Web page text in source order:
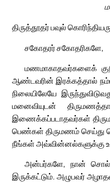
திருத்தூதர் பவுல்
சகோதரர் சகோதரிகளே,
மணமாகாதவர்களைக்
ஆண்டவரின் இரக்கத்தால்
நிலையிலேயே
மனைவியுடன்
இணைக்கப்படாதவர்கள்
பெண்கள் திருமணம் செய்து
நீங்கள் அவ்வின்னல்களுக்கு
அன்பர்களே, நான்
இருக்கட்டும். அழுபவர்